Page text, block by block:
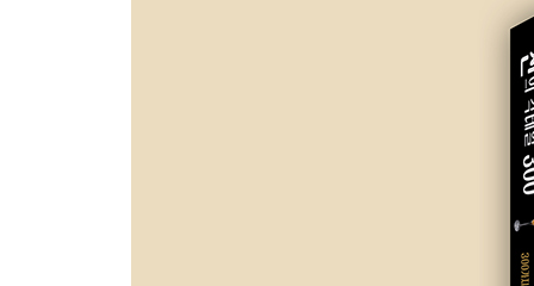
마스터의 혼잣말: 전 세계에서 인기 폭발 중인 피스
Chapter 8. 눈을 감으면 그곳이 여기에… 유명 가